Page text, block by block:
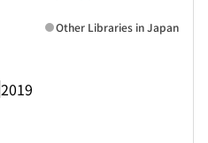
2019
Other Libraries in Japan